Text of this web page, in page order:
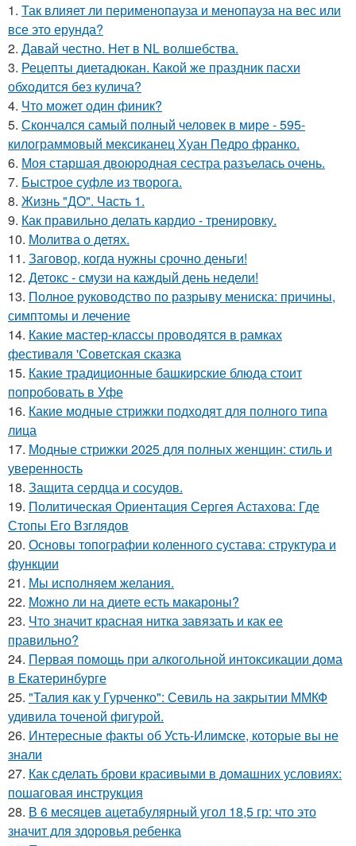
1. Так влияет ли перименопауза и менопауза на вес или
все это ерунда?
2. Давай честно. Нет в NL волшебства.
3. Рецепты диетадюкан. Какой же праздник пасхи
обходится без кулича?
4. Что может один финик?
5. Скончался самый полный человек в мире - 595-
килограммовый мексиканец Хуан Педро франко.
6. Моя старшая двоюродная сестра разъелась очень.
7. Быстрое суфле из творога.
8. Жизнь "ДО". Часть 1.
9. Как правильно делать кардио - тренировку.
10. Молитва о детях.
11. Заговор, когда нужны срочно деньги!
12. Детокс - смузи на каждый день недели!
13. Полное руководство по разрыву мениска: причины,
симптомы и лечение
14. Какие мастер-классы проводятся в рамках
фестиваля 'Советская сказка
15. Какие традиционные башкирские блюда стоит
попробовать в Уфе
16. Какие модные стрижки подходят для полного типа
лица
17. Модные стрижки 2025 для полных женщин: стиль и
уверенность
18. Защита сердца и сосудов.
19. Политическая Ориентация Сергея Астахова: Где
Стопы Его Взглядов
20. Основы топографии коленного сустава: структура и
функции
21. Мы исполняем желания.
22. Можно ли на диете есть макароны?
23. Что значит красная нитка завязать и как ее
правильно?
24. Первая помощь при алкогольной интоксикации дома
в Екатеринбурге
25. "Талия как у Гурченко": Севиль на закрытии ММКФ
удивила точеной фигурой.
26. Интересные факты об Усть-Илимске, которые вы не
знали
27. Как сделать брови красивыми в домашних условиях:
пошаговая инструкция
28. В 6 месяцев ацетабулярный угол 18,5 гр: что это
значит для здоровья ребенка